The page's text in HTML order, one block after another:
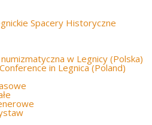
Spacery Historyczne
w Legnicy (Polska)
in Legnica (Poland)